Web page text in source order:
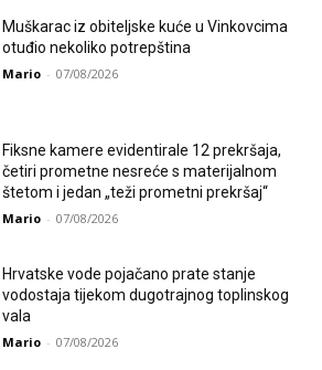
Muškarac iz obiteljske kuće u Vinkovcima
otuđio nekoliko potrepština
Mario - 07/08/2026
Fiksne kamere evidentirale 12 prekršaja,
četiri prometne nesreće s materijalnom
štetom i jedan „teži prometni prekršaj“
Mario - 07/08/2026
Hrvatske vode pojačano prate stanje
vodostaja tijekom dugotrajnog toplinskog
vala
Mario - 07/08/2026